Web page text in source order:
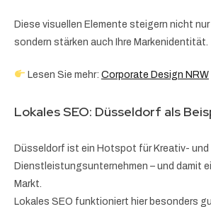
Diese visuellen Elemente steigern nicht nur
sondern stärken auch Ihre Markenidentität.
Lesen Sie mehr: Corporate Design NRW
Lokales SEO: Düsseldorf als
Düsseldorf ist ein Hotspot für Kreativ- und
Dienstleistungsunternehmen – und damit
Markt.
Lokales SEO funktioniert hier besonders